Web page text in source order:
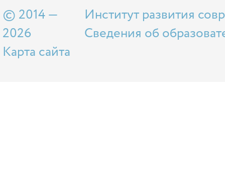
© 2014 —
2026
Карта сайта
Институт развития
Сведения об